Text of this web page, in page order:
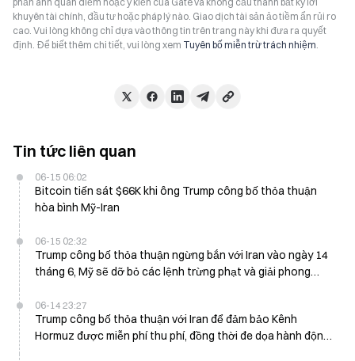
khuyên tài chính, đầu tư hoặc pháp lý nào. Giao dịch tài sản ảo tiềm ẩn rủi ro
cao. Vui lòng không chỉ dựa vào thông tin trên trang này khi đưa ra quyết
định. Để biết thêm chi tiết, vui lòng xem Tuyên bố miễn trừ trách nhiệm.
Tin tức liên quan
06-15 06:02
Bitcoin tiến sát $66K khi ông Trump công bố thỏa thuận
hòa bình Mỹ-Iran
06-15 02:32
Trump công bố thỏa thuận ngừng bắn với Iran vào ngày 14
tháng 6, Mỹ sẽ dỡ bỏ các lệnh trừng phạt và giải phong
06-14 23:27
Trump công bố thỏa thuận với Iran để đảm bảo Kênh
Hormuz được miễn phí thu phí, đồng thời đe dọa hành động